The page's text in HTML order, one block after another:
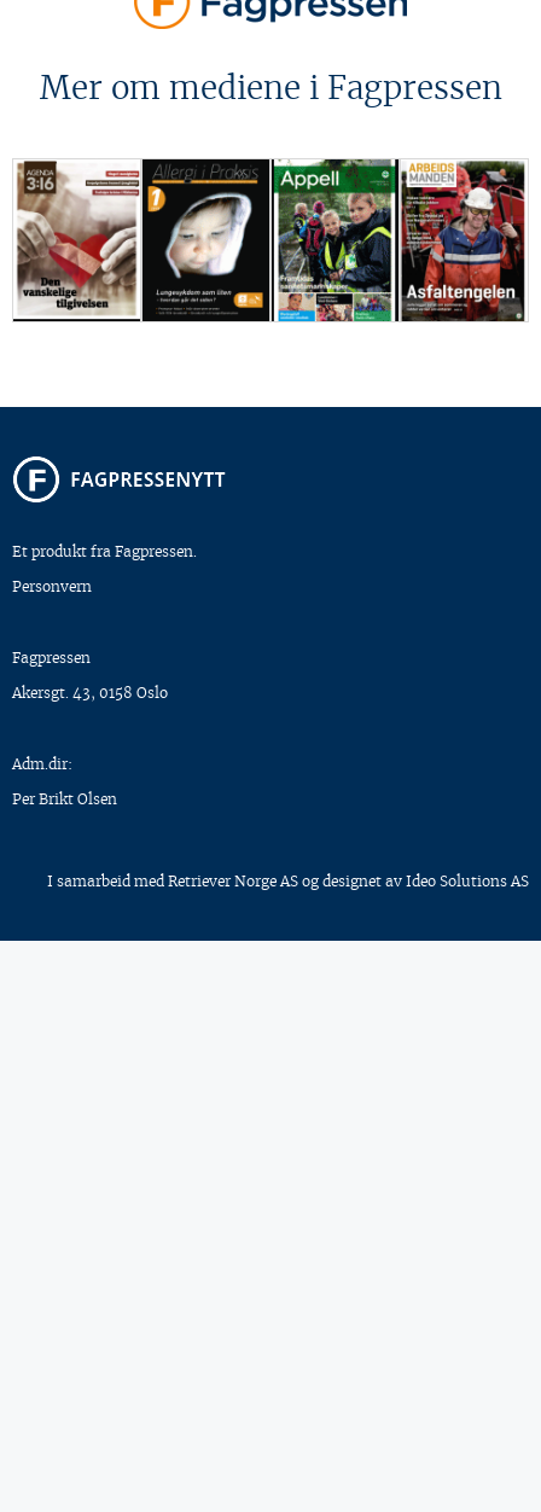
Mer om mediene i Fagpressen
Et produkt fra Fagpressen.
Personvern
Fagpressen
Akersgt. 43, 0158 Oslo
Adm.dir:
Per Brikt Olsen
I samarbeid med Retriever Norge AS og designet av Ideo Solutions AS